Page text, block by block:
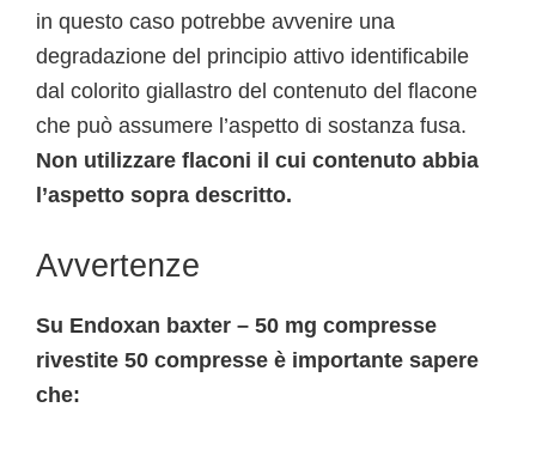
in questo caso potrebbe avvenire una
degradazione del principio attivo identificabile
dal colorito giallastro del contenuto del flacone
che può assumere l’aspetto di sostanza fusa.
Non utilizzare flaconi il cui contenuto abbia
l’aspetto sopra descritto.
Avvertenze
Su Endoxan baxter – 50 mg compresse
rivestite 50 compresse è importante sapere
che: